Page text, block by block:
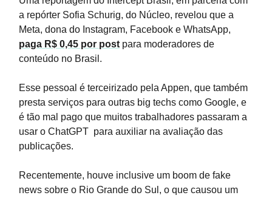
a repórter Sofia Schurig, do Núcleo, revelou que a
Meta, dona do Instagram, Facebook e WhatsApp,
paga R$ 0,45 por post para moderadores de
conteúdo no Brasil.
Esse pessoal é terceirizado pela Appen, que também
presta serviços para outras big techs como Google, e
é tão mal pago que muitos trabalhadores passaram a
usar o ChatGPT para auxiliar na avaliação das
publicações.
Recentemente, houve inclusive um boom de fake
news sobre o Rio Grande do Sul, o que causou um